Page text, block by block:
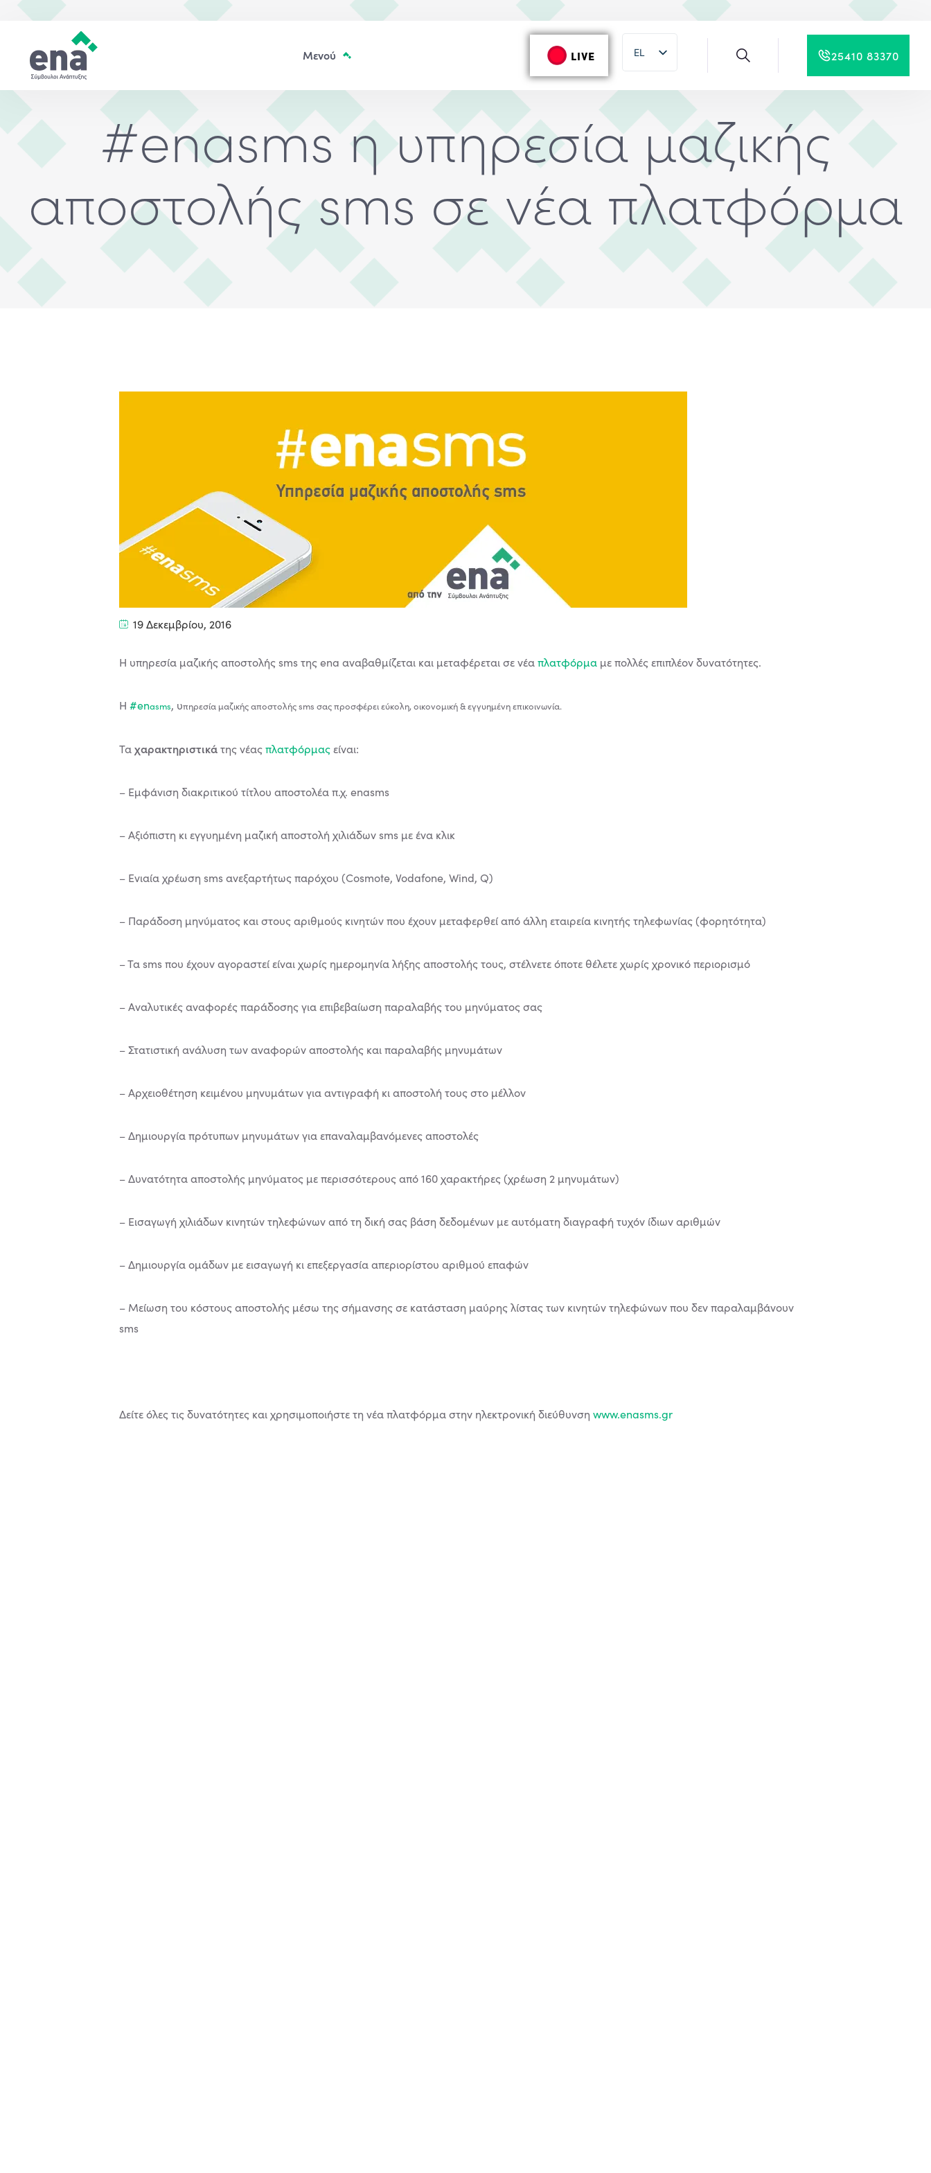
LIVE
EL
EN
25410 83370
#enasms η υπηρεσία μαζικής
αποστολής sms σε νέα πλατφόρμα
19 Δεκεμβρίου, 2016
Η υπηρεσία μαζικής αποστολής sms της ena αναβαθμίζεται και μεταφέρεται σε νέαπλατφόρμα με πολλές επιπλέον δυνατότητες.
Η #enasms, υπηρεσία μαζικής αποστολής sms σας προσφέρει εύκολη, οικονομική & εγγυημένη επικοινωνία.
Ταχαρακτηριστικάτης νέαςπλατφόρμαςείναι:
– Εμφάνιση διακριτικού τίτλου αποστολέα π.χ. enasms
– Αξιόπιστη κι εγγυημένη μαζική αποστολή χιλιάδων sms με ένα κλικ
– Ενιαία χρέωση sms ανεξαρτήτως παρόχου (Cosmote, Vodafone, Wind, Q)
– Παράδοση μηνύματος και στους αριθμούς κινητών που έχουν μεταφερθεί από άλλη εταιρεία κινητής τηλεφωνίας (φορητότητα)
– Τα sms που έχουν αγοραστεί είναι χωρίς ημερομηνία λήξης αποστολής τους, στέλνετε όποτε θέλετε χωρίς χρονικό περιορισμό
– Αναλυτικές αναφορές παράδοσης για επιβεβαίωση παραλαβής του μηνύματος σας
– Στατιστική ανάλυση των αναφορών αποστολής και παραλαβής μηνυμάτων
– Αρχειοθέτηση κειμένου μηνυμάτων για αντιγραφή κι αποστολή τους στο μέλλον
– Δημιουργία πρότυπων μηνυμάτων για επαναλαμβανόμενες αποστολές
– Δυνατότητα αποστολής μηνύματος με περισσότερους από 160 χαρακτήρες (χρέωση 2 μηνυμάτων)
– Εισαγωγή χιλιάδων κινητών τηλεφώνων από τη δική σας βάση δεδομένων με αυτόματη διαγραφή τυχόν ίδιων αριθμών
– Δημιουργία ομάδων με εισαγωγή κι επεξεργασία απεριορίστου αριθμού επαφών
– Μείωση του κόστους αποστολής μέσω της σήμανσης σε κατάσταση μαύρης λίστας των κινητών τηλεφώνων που δεν παραλαμβάνουν
sms
Δείτε όλες τις δυνατότητες και χρησιμοποιήστε τη νέα πλατφόρμα στην ηλεκτρονική διεύθυνση www.enasms.gr